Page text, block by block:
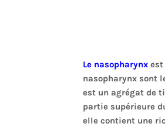
Le nasopharynxest
nasopharynx sont
est un agrégat de
partie supérieure
elle contient une